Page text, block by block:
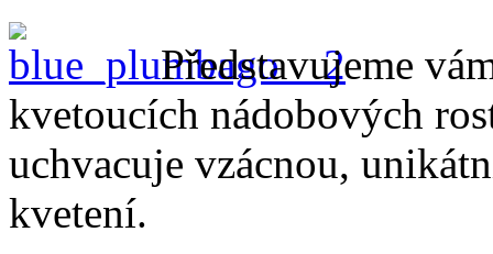
Představujeme
kvetoucích nádobových
uchvacuje vzácnou,
kvetení.